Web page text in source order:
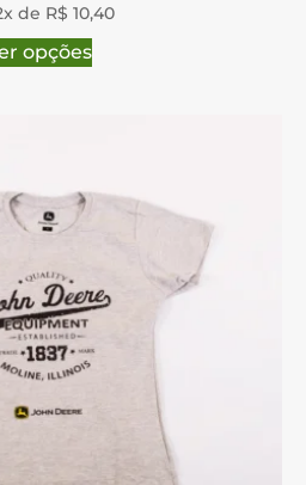
de R$ 10,40
opções